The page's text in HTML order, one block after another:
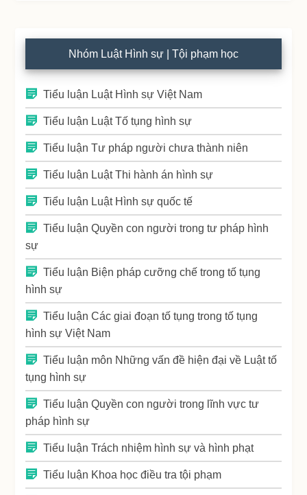
Nhóm Luật Hình sự | Tội phạm học
Tiểu luận Luật Hình sự Việt Nam
Tiểu luận Luật Tố tụng hình sự
Tiểu luận Tư pháp người chưa thành niên
Tiểu luận Luật Thi hành án hình sự
Tiểu luận Luật Hình sự quốc tế
Tiểu luận Quyền con người trong tư pháp hình
sự
Tiểu luận Biện pháp cưỡng chế trong tố tụng
hình sự
Tiểu luận Các giai đoạn tố tụng trong tố tụng
hình sự Việt Nam
Tiểu luận môn Những vấn đề hiện đại về Luật tố
tụng hình sự
Tiểu luận Quyền con người trong lĩnh vực tư
pháp hình sự
Tiểu luận Trách nhiệm hình sự và hình phạt
Tiểu luận Khoa học điều tra tội phạm